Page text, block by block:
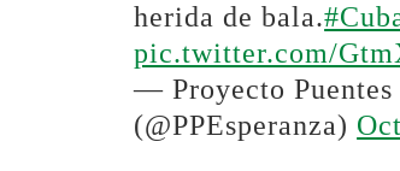
herida de bala.
pic.twitter.com/
— Proyecto Puentes
(@PPEsperanza)